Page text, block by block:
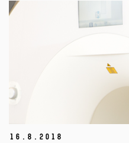
16. 8. 2018